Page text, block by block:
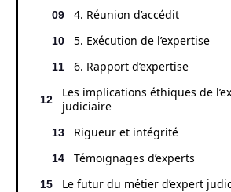
4. Réunion d’accédit
5. Exécution de l’expertise
6. Rapport d’expertise
Les implications éthiques de
judiciaire
Rigueur et intégrité
Témoignages d’experts
Le futur du métier d’expert